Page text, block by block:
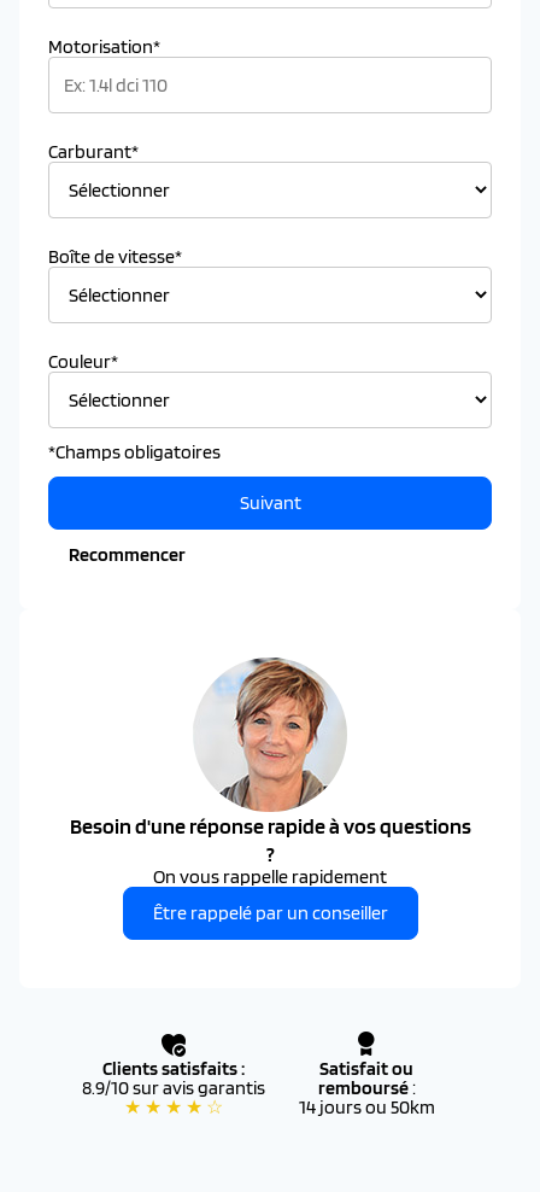
Motorisation*
Carburant*
Boîte de vitesse*
Couleur*
*Champs obligatoires
Recommencer
Suivant
Besoin d'une réponse rapide à vos questions
?
On vous rappelle rapidement
Être rappelé par un conseiller
Clients satisfaits :
8.9/10 sur avis garantis
★ ★ ★ ★ ☆
Satisfait ou
remboursé:
14 jours ou 50km